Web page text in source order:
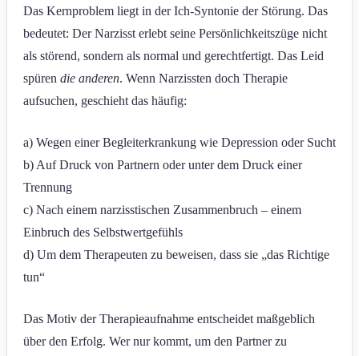
Das Kernproblem liegt in der Ich-Syntonie der Störung. Das
bedeutet: Der Narzisst erlebt seine Persönlichkeitszüge nicht
als störend, sondern als normal und gerechtfertigt. Das Leid
spüren die anderen. Wenn Narzissten doch Therapie
aufsuchen, geschieht das häufig:
a) Wegen einer Begleiterkrankung wie Depression oder Sucht
b) Auf Druck von Partnern oder unter dem Druck einer
Trennung
c) Nach einem narzisstischen Zusammenbruch – einem
Einbruch des Selbstwertgefühls
d) Um dem Therapeuten zu beweisen, dass sie „das Richtige
tun“
Das Motiv der Therapieaufnahme entscheidet maßgeblich
über den Erfolg. Wer nur kommt, um den Partner zu